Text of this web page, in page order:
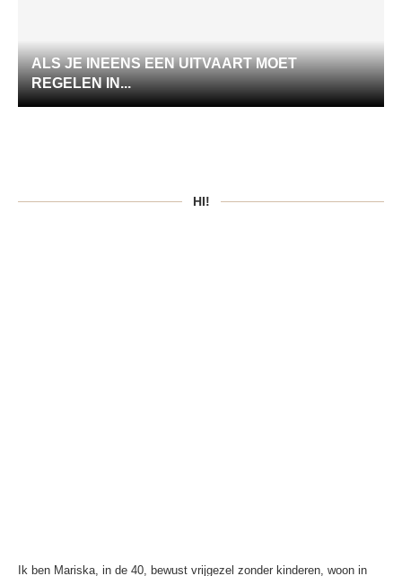
ALS JE INEENS EEN UITVAART MOET
REGELEN IN...
HI!
Ik ben Mariska, in de 40, bewust vrijgezel zonder kinderen, woon in